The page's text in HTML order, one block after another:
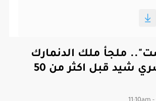
ملجأ ملك الدنمارك
النووي السري شيد قبل اكثر من 50